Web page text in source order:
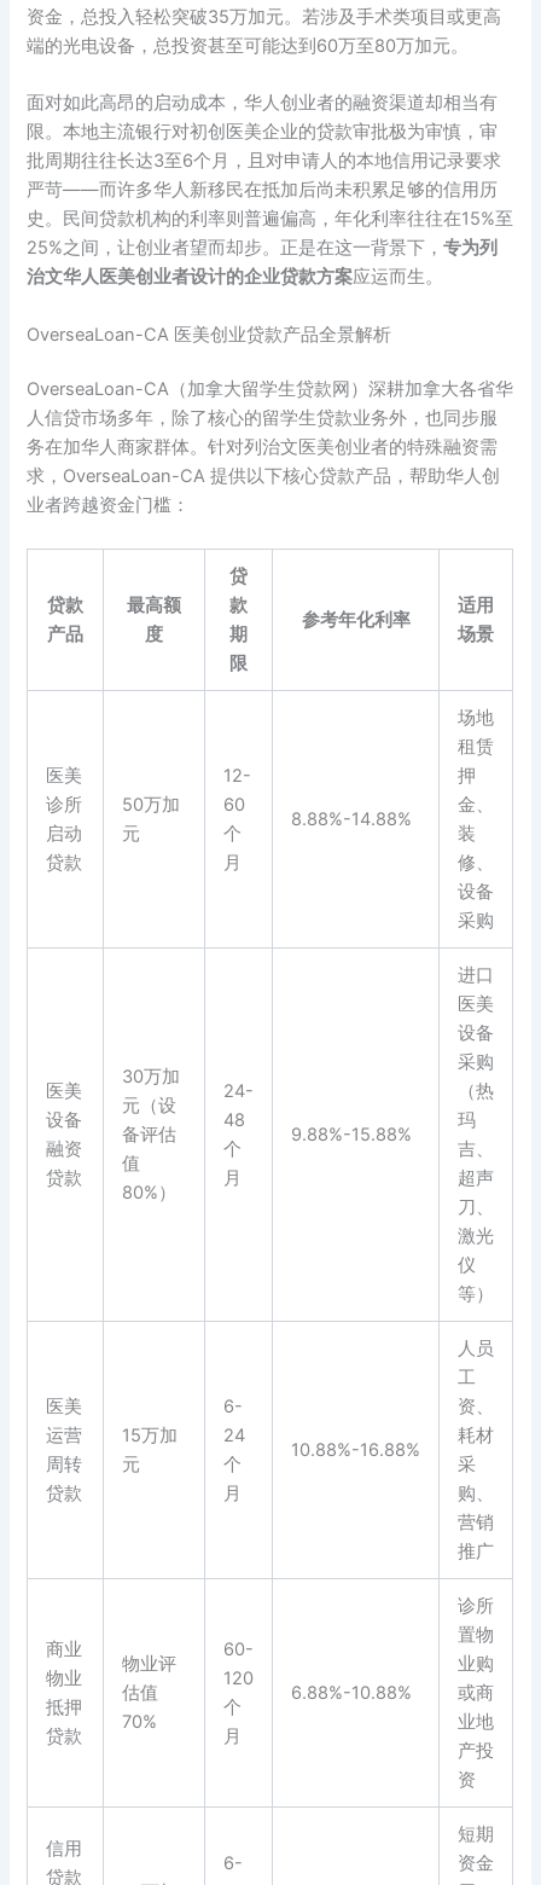
资金，总投入轻松突破35万加元。若涉及手术类项目或更高
端的光电设备，总投资甚至可能达到60万至80万加元。
面对如此高昂的启动成本，华人创业者的融资渠道却相当有
限。本地主流银行对初创医美企业的贷款审批极为审慎，审
批周期往往长达3至6个月，且对申请人的本地信用记录要求
严苛——而许多华人新移民在抵加后尚未积累足够的信用历
史。民间贷款机构的利率则普遍偏高，年化利率往往在15%至
25%之间，让创业者望而却步。正是在这一背景下，专为列
治文华人医美创业者设计的企业贷款方案应运而生。
OverseaLoan-CA 医美创业贷款产品全景解析
OverseaLoan-CA（加拿大留学生贷款网）深耕加拿大各省华
人信贷市场多年，除了核心的留学生贷款业务外，也同步服
务在加华人商家群体。针对列治文医美创业者的特殊融资需
求，OverseaLoan-CA 提供以下核心贷款产品，帮助华人创
业者跨越资金门槛：
贷款
产品
最高额
度
贷
款
期
限
参考年化利率
适用
场景
医美
诊所
启动
贷款
50万加
元
12-
60
个
月
8.88%-14.88%
场地
租赁
押
金、
装
修、
设备
采购
医美
设备
融资
贷款
30万加
元（设
备评估
值
80%）
24-
48
个
月
9.88%-15.88%
进口
医美
设备
采购
（热
玛
吉、
超声
刀、
激光
仪
等）
医美
运营
周转
贷款
15万加
元
6-
24
个
月
10.88%-16.88%
人员
工
资、
耗材
采
购、
营销
推广
商业
物业
抵押
贷款
物业评
估值
70%
60-
120
个
月
6.88%-10.88%
诊所
置物
业购
或商
业地
产投
资
信用
贷款
6-
短期
资金